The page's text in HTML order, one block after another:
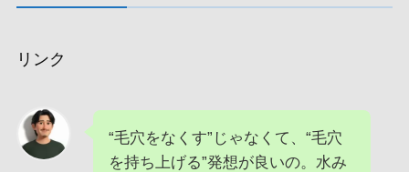
リンク
“毛穴をなくす”じゃなくて、“毛穴
を持ち上げる”発想が良いの。水み